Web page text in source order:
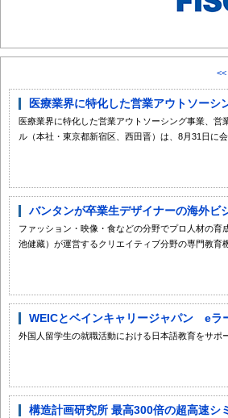
<<
医療業界に特化した営業アウトソー
医療業界に特化した営業アウトソーシング事業、
ル（本社・東京都新宿区、西田晋）は、8月31日に
バンタンが卒業生デザイナーの海外ビ
ファッション・映像・食などの分野でプロ人材の
池健藏）が運営するクリエイティブ分野の専門教育
WEICとベインキャリージャパン eラ
外国人留学生の就職活動における日本語教育をサポ
構造計画研究所 最高300倍の超高速シ